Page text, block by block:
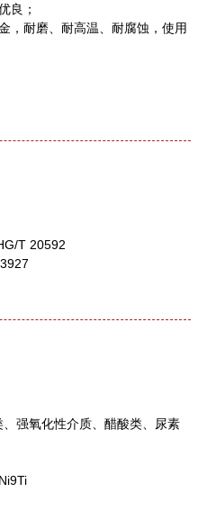
良；
，耐磨、耐高温、耐腐蚀，使用
T 20592
强氧化性介质、醋酸类、尿素